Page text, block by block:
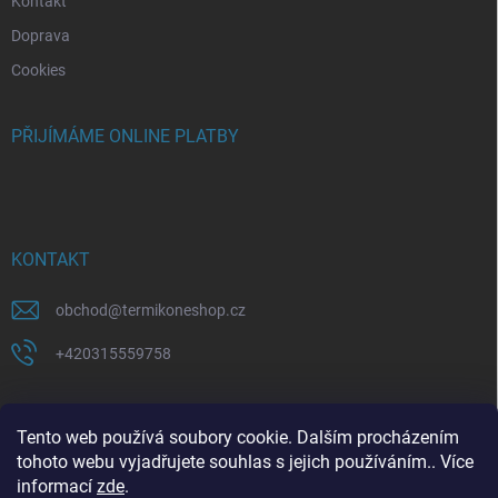
Tento web používá soubory cookie. Dalším procházením
tohoto webu vyjadřujete souhlas s jejich používáním.. Více
informací zde.
Doprava
Cookies
PŘIJÍMÁME ONLINE PLATBY
KONTAKT
obchod@termikoneshop.cz
+420315559758